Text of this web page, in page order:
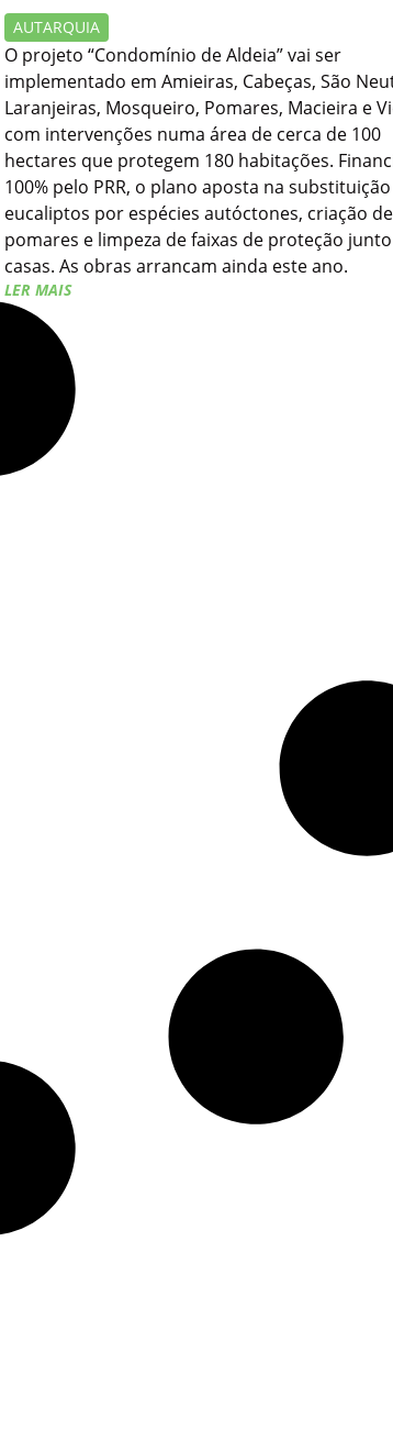
AUTARQUIA
O projeto “Condomínio de Aldeia” vai ser
implementado em Amieiras, Cabeças, São
Laranjeiras, Mosqueiro, Pomares, Macieira e
com intervenções numa área de cerca de 100
hectares que protegem 180 habitações.
100% pelo PRR, o plano aposta na
eucaliptos por espécies autóctones, criação de
pomares e limpeza de faixas de proteção
casas. As obras arrancam ainda este ano.
LER MAIS